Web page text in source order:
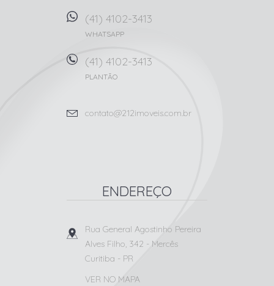
(41) 4102-3413
WHATSAPP
(41) 4102-3413
PLANTÃO
contato@212imoveis.com.br
ENDEREÇO
Rua General Agostinho Pereira
Alves Filho, 342 - Mercês
Curitiba - PR
VER NO MAPA